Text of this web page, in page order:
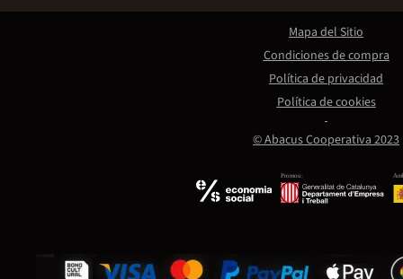
Promou:
© Abacus Cooperativa 2023
Mapa del Sitio
Condiciones de compra
Política de privacidad
Política de cookies